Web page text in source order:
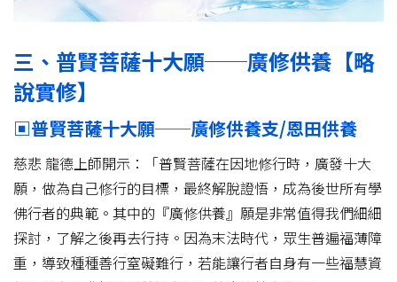
三、普賢菩薩十大願──廣修供養【略
說實修】
▣普賢菩薩十大願──廣修供養支/恩田供養
慈悲 龍德上師開示：「普賢菩薩在因地修行時，廣發十大
願，做為自己修行的目標，最終解脫證悟，成為後世所有學
佛行者的典範。其中的『廣修供養』願是非常值得我們細細
探討，了解之後再去行持。因為末法時代，眾生普遍福薄障
重，導致種種善行窒礙難行，若能讓行者自身有一些福慧資